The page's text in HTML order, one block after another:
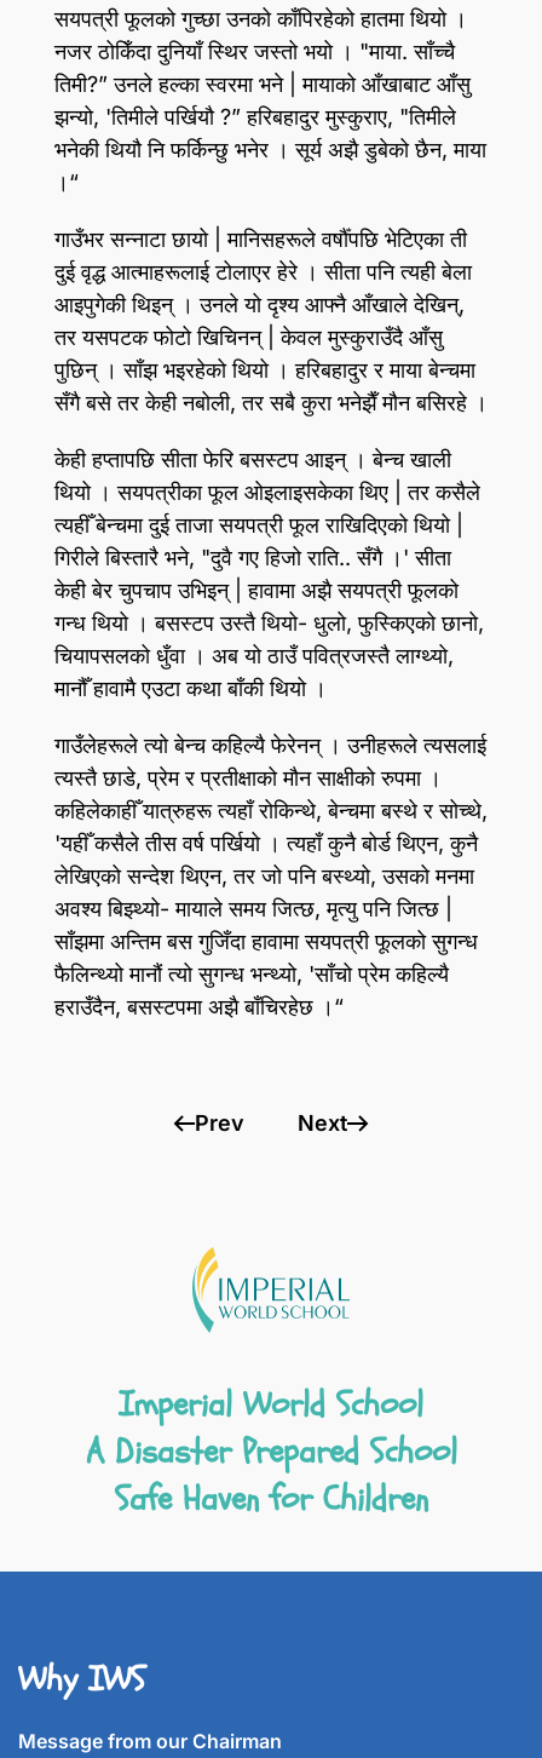
सयपत्री फूलको गुच्छा उनको काँपिरहेको हातमा थियो ।
नजर ठोकिँदा दुनियाँ स्थिर जस्तो भयो । "माया. साँच्चै
तिमी?” उनले हल्का स्वरमा भने | मायाको आँखाबाट आँसु
झन्यो, 'तिमीले पर्खियौ ?” हरिबहादुर मुस्कुराए, "तिमीले
भनेकी थियौ नि फर्किन्छु भनेर । सूर्य अझै डुबेको छैन, माया
।“
गाउँभर सन्नाटा छायो | मानिसहरूले वर्षौँपछि भेटिएका ती
दुई वृद्ध आत्माहरूलाई टोलाएर हेरे । सीता पनि त्यही बेला
आइपुगेकी थिइन्‌ । उनले यो दृश्य आफ्नै आँखाले देखिन्‌,
तर यसपटक फोटो खिचिनन्‌ | केवल मुस्कुराउँदै आँसु
पुछिन्‌ । साँझ भइरहेको थियो । हरिबहादुर र माया बेन्चमा
सँगै बसे तर केही नबोली, तर सबै कुरा भनेझैँ मौन बसिरहे ।
केही हप्तापछि सीता फेरि बसस्टप आइन्‌ । बेन्च खाली
थियो । सयपत्रीका फूल ओइलाइसकेका थिए | तर कसैले
त्यहीँ बेन्चमा दुई ताजा सयपत्री फूल राखिदिएको थियो |
गिरीले बिस्तारै भने, "दुवै गए हिजो राति.. सँगै ।' सीता
केही बेर चुपचाप उभिइन्‌ | हावामा अझै सयपत्री फूलको
गन्ध थियो । बसस्टप उस्तै थियो- धुलो, फुस्किएको छानो,
चियापसलको धुँवा । अब यो ठाउँ पवित्रजस्तै लाग्थ्यो,
मानौँ हावामै एउटा कथा बाँकी थियो ।
गाउँलेहरूले त्यो बेन्च कहिल्यै फेरेनन्‌ । उनीहरूले त्यसलाई
त्यस्तै छाडे, प्रेम र प्रतीक्षाको मौन साक्षीको रुपमा ।
कहिलेकाहीँ यात्रुहरू त्यहाँ रोकिन्थे, बेन्चमा बस्थे र सोच्थे,
'यहीँ कसैले तीस वर्ष पर्खियो । त्यहाँ कुनै बोर्ड थिएन, कुनै
लेखिएको सन्देश थिएन, तर जो पनि बस्थ्यो, उसको मनमा
अवश्य बिझ्थ्यो- मायाले समय जित्छ, मृत्यु पनि जित्छ |
साँझमा अन्तिम बस गुजिँदा हावामा सयपत्री फूलको सुगन्ध
फैलिन्थ्यो मानौं त्यो सुगन्ध भन्थ्यो, 'साँचो प्रेम कहिल्यै
हराउँदैन, बसस्टपमा अझै बाँचिरहेछ ।“
Prev Next
Imperial World School
A Disaster Prepared School
Safe Haven for Children
Why IWS
Message from our Chairman